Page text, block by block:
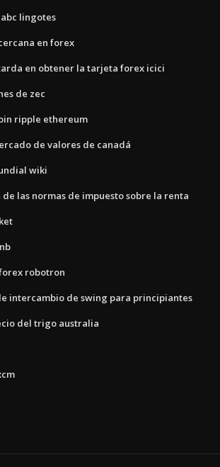
lingotes
en forex
en obtener la tarjeta forex icici
de zec
ripple ethereum
de valores de canadá
wiki
las normas de impuesto sobre la renta
robotron
intercambio de swing para principiantes
del trigo australia